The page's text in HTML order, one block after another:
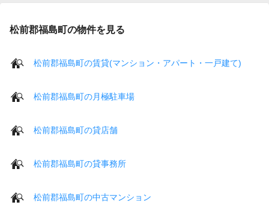
松前郡福島町の物件を見る
松前郡福島町の賃貸(マンション・アパート・一戸建て)
松前郡福島町の月極駐車場
松前郡福島町の貸店舗
松前郡福島町の貸事務所
松前郡福島町の中古マンション